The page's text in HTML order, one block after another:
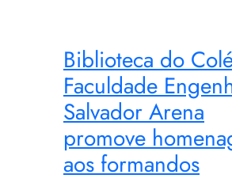
Biblioteca do
Faculdade
Salvador Arena
promove
aos formandos